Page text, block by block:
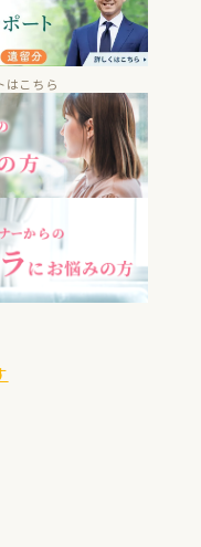
はこちら